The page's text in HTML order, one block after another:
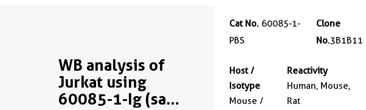
WB analysis of
Jurkat using
60085-1-Ig (same
Cat No. 60085-1-
PBS
Clone
No.3B1B11
Host /
Isotype
Mouse /
Reactivity
Human, Mouse,
Rat